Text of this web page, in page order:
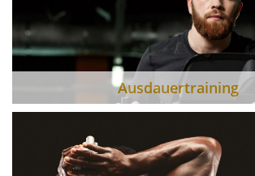
Ausdauertraining